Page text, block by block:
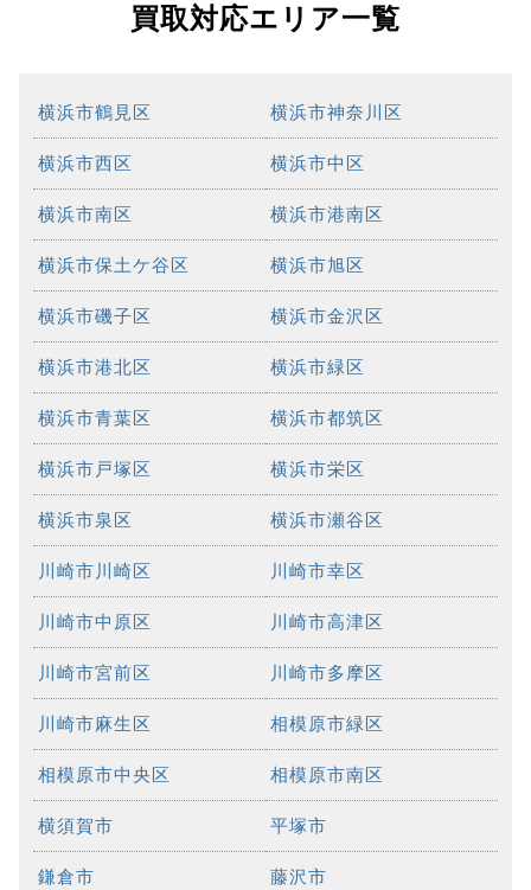
買取対応エリア一覧
横浜市鶴見区 横浜市神奈川区
横浜市西区 横浜市中区
横浜市南区 横浜市港南区
横浜市保土ケ谷区 横浜市旭区
横浜市磯子区 横浜市金沢区
横浜市港北区 横浜市緑区
横浜市青葉区 横浜市都筑区
横浜市戸塚区 横浜市栄区
横浜市泉区 横浜市瀬谷区
川崎市川崎区 川崎市幸区
川崎市中原区 川崎市高津区
川崎市宮前区 川崎市多摩区
川崎市麻生区 相模原市緑区
相模原市中央区 相模原市南区
横須賀市 平塚市
鎌倉市 藤沢市